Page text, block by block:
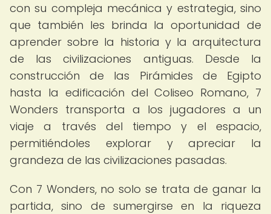
con su compleja mecánica y estrategia, sino
que también les brinda la oportunidad de
aprender sobre la historia y la arquitectura
de las civilizaciones antiguas. Desde la
construcción de las Pirámides de Egipto
hasta la edificación del Coliseo Romano, 7
Wonders transporta a los jugadores a un
viaje a través del tiempo y el espacio,
permitiéndoles explorar y apreciar la
grandeza de las civilizaciones pasadas.
Con 7 Wonders, no solo se trata de ganar la
partida, sino de sumergirse en la riqueza